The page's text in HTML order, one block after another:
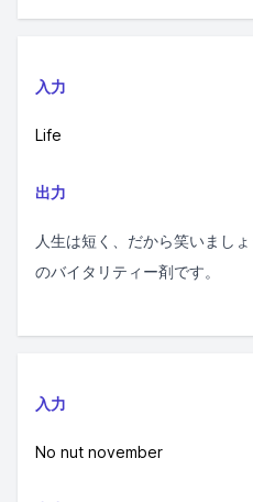
入力
Life
出力
人生は短く、だから笑いまし
のバイタリティー剤です。
入力
No nut november